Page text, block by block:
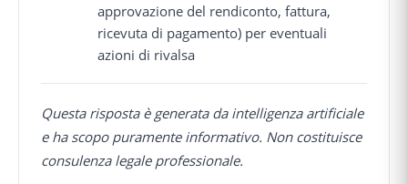
approvazione del rendiconto, fattura,
ricevuta di pagamento) per eventuali
azioni di rivalsa
Questa risposta è generata da intelligenza artificiale
e ha scopo puramente informativo. Non costituisce
consulenza legale professionale.